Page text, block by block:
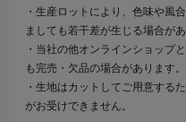
・生産ロットにより、色味や風
ましても若干差が生じる場合が
・当社の他オンラインショップ
も完売・欠品の場合があります
・生地はカットしてご用意する
がお受けできません。